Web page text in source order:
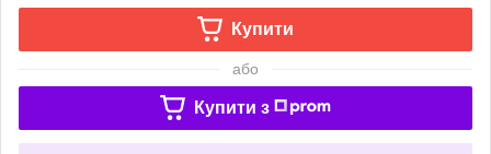
Купити
або
Купити з